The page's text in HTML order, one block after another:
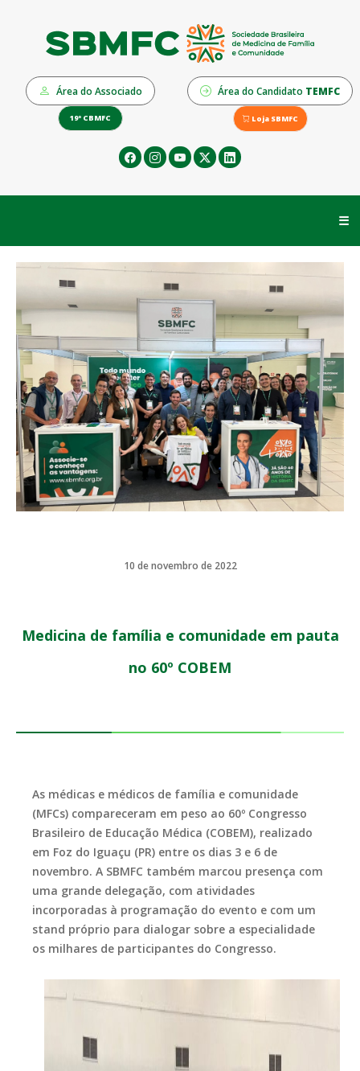
Área do Associado Área do Candidato TEMFC
19º CBMFC Loja SBMFC
☰
10 de novembro de 2022
Medicina de família e comunidade em pauta
no 60º COBEM
As médicas e médicos de família e comunidade
(MFCs) compareceram em peso ao 60º Congresso
Brasileiro de Educação Médica (COBEM), realizado
em Foz do Iguaçu (PR) entre os dias 3 e 6 de
novembro. A SBMFC também marcou presença com
uma grande delegação, com atividades
incorporadas à programação do evento e com um
stand próprio para dialogar sobre a especialidade
os milhares de participantes do Congresso.